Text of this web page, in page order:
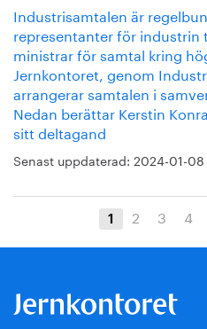
Industrisamtalen är
representanter för industrin
ministrar för samtal kring
Jernkontoret, genom
arrangerar samtalen i
Nedan berättar Kerstin
sitt deltagand
Senast uppdaterad: 2024-01-08
1 2 3 4